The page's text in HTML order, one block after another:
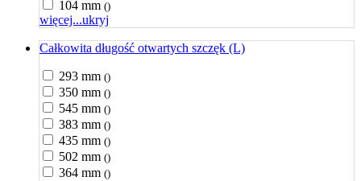
104 mm ()
więcej...ukryj
Całkowita długość otwartych szczęk (L)
293 mm ()
350 mm ()
545 mm ()
383 mm ()
435 mm ()
502 mm ()
364 mm ()